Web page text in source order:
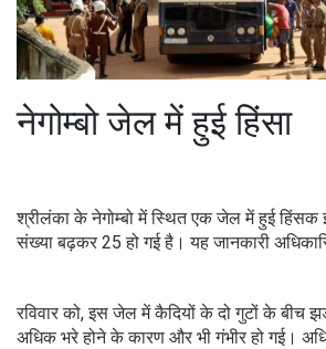
नेगोम्बो जेल में हुई हिंसा
श्रीलंका के नेगोम्बो में स्थित एक जेल में हुई हिंसक
संख्या बढ़कर 25 हो गई है। यह जानकारी
रविवार को, इस जेल में कैदियों के दो गुटों के बीच
अधिक भरे होने के कारण और भी गंभीर हो गई।